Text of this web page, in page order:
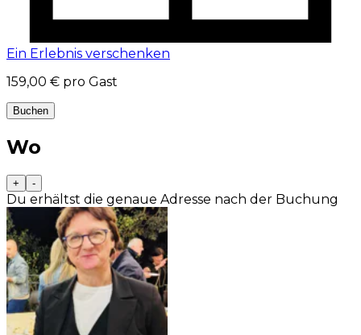
Ein Erlebnis verschenken
159,00 € pro Gast
Buchen
Wo
+ -
Du erhältst die genaue Adresse nach der Buchung